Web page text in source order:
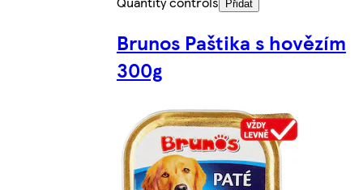
Přidat
Brunos Paštika s hovězím
300g